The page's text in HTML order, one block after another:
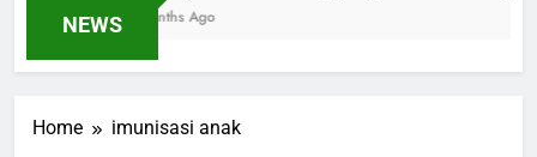
NEWS4 Months Ago
Home imunisasi anak